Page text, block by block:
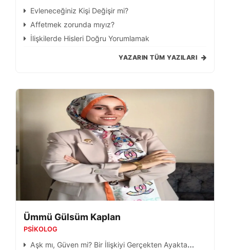
Evleneceğiniz Kişi Değişir mi?
Affetmek zorunda mıyız?
İlişkilerde Hisleri Doğru Yorumlamak
YAZARIN TÜM YAZILARI
Ümmü Gülsüm Kaplan
PSIKOLOG
Aşk mı, Güven mi? Bir İlişkiyi Gerçekten Ayakta